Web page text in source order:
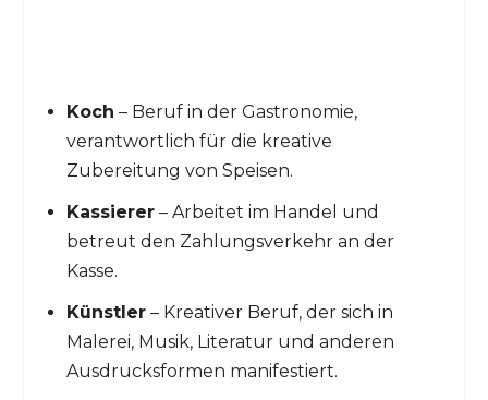
Koch – Beruf in der Gastronomie,
verantwortlich für die kreative
Zubereitung von Speisen.
Kassierer– Arbeitet im Handel und
betreut den Zahlungsverkehr an der
Kasse.
Künstler– Kreativer Beruf, der sich in
Malerei, Musik, Literatur und anderen
Ausdrucksformen manifestiert.